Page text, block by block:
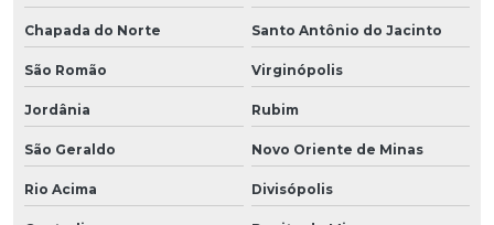
Chapada do Norte Santo Antônio do Jacinto
São Romão Virginópolis
Jordânia Rubim
São Geraldo Novo Oriente de Minas
Rio Acima Divisópolis